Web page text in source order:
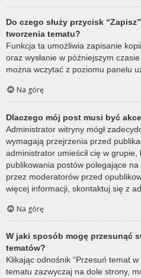
Do czego służy przycisk
tworzenia tematu?
Funkcja ta umożliwia zapisanie
oraz wysłanie w późniejszym
można wczytać z poziomu panelu
Na górę
Dlaczego mój post musi być
Administrator witryny mógł
wymagają przejrzenia przed
administrator umieścił cię w
publikowania postów polegające
przez moderatorów przed
więcej informacji, skontaktuj się z
Na górę
W jaki sposób mogę przesunąć
tematów?
Klikając odnośnik “Przesuń temat
tematu zazwyczaj na dole strony,